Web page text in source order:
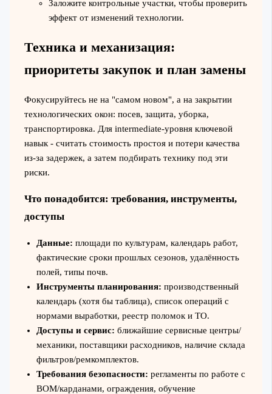
Заложите контрольные участки, чтобы проверить
эффект от изменений технологии.
Техника и механизация:
приоритеты закупок и план замены
Фокусируйтесь не на "самом новом", а на закрытии
технологических окон: посев, защита, уборка,
транспортировка. Для intermediate-уровня ключевой
навык - считать стоимость простоя и потери качества
из‑за задержек, а затем подбирать технику под эти
риски.
Что понадобится: требования, инструменты,
доступы
Данные: площади по культурам, календарь работ,
фактические сроки прошлых сезонов, удалённость
полей, типы почв.
Инструменты планирования: производственный
календарь (хотя бы таблица), список операций с
нормами выработки, реестр поломок и ТО.
Доступы и сервис: ближайшие сервисные центры/
механики, поставщики расходников, наличие склада
фильтров/ремкомплектов.
Требования безопасности: регламенты по работе с
ВОМ/карданами, ограждения, обучение